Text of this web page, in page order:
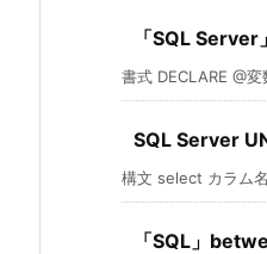
「SQL
書式 DECLARE @
SQL Server
構文 select カラム
「SQL」